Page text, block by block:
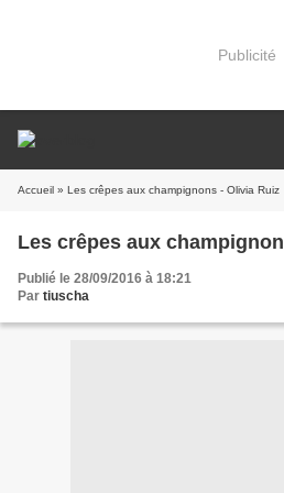
Publicité
Accueil » Les crêpes aux champignons - Olivia Ruiz
Les crêpes aux
Publié le 28/09/2016 à 18:21
Par tiuscha